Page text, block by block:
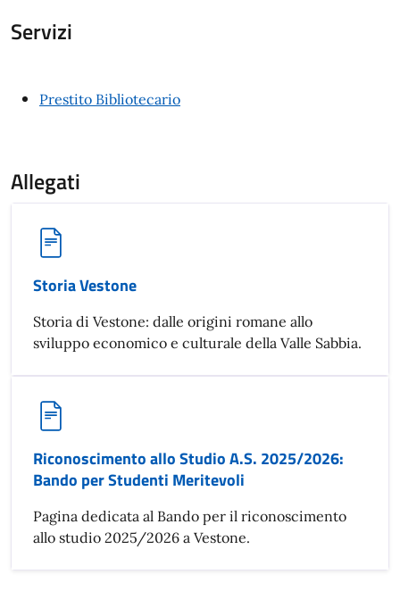
Servizi
Prestito Bibliotecario
Allegati
Storia Vestone
Storia di Vestone: dalle origini romane allo
sviluppo economico e culturale della Valle Sabbia.
Riconoscimento allo Studio A.S. 2025/2026:
Bando per Studenti Meritevoli
Pagina dedicata al Bando per il riconoscimento
allo studio 2025/2026 a Vestone.